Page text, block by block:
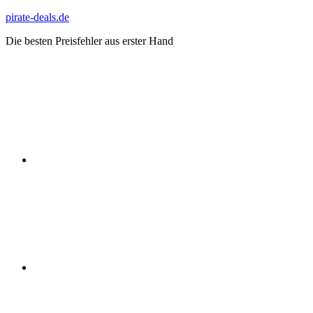
Zum
springen
pirate-deals.de
Die besten Preisfehler aus erster Hand